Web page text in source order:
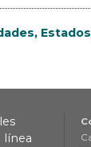
línea